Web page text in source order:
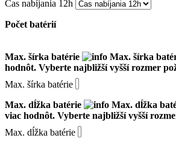
Čas nabíjania 12h
Počet batérií
Max. šírka batérie Max. šírka
hodnôt. Vyberte najbližší vyšší rozmer
Max. šírka batérie
Max. dĺžka batérie
Max. dĺžka
viac hodnôt. Vyberte najbližší vyšší
Max. dĺžka batérie